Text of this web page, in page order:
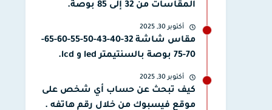
المقاسات من 32 إلى 85 بوصة.
أكتوبر 30, 2025
مقاس شاشة 32-40-43-50-55-60-65-
70-75 بوصة بالسنتيمتر led و lcd.
أكتوبر 30, 2025
كيف تبحث عن حساب أي شخص على
موقع فيسبوك من خلال رقم هاتفه .